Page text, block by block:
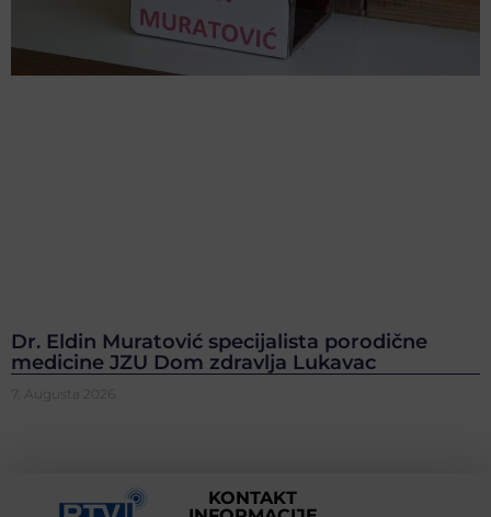
Dr. Eldin Muratović specijalista porodične
medicine JZU Dom zdravlja Lukavac
7. Augusta 2026.
KONTAKT